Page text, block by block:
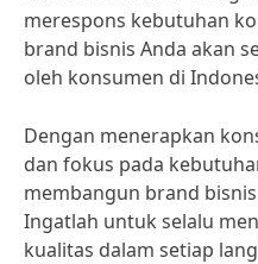
merespons kebutuhan
brand bisnis Anda akan
oleh konsumen di
Dengan menerapkan
dan fokus pada
membangun brand
Ingatlah untuk selalu
kualitas dalam setiap